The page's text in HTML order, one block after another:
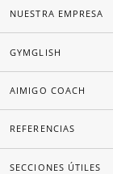
NUESTRA EMPRESA
GYMGLISH
AIMIGO COACH
REFERENCIAS
SECCIONES ÚTILES